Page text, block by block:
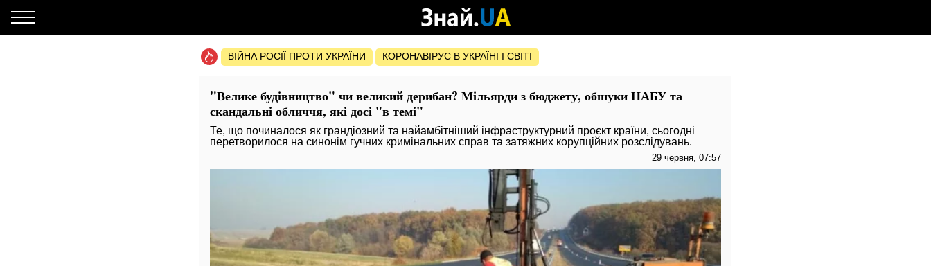
ВІЙНА РОСІЇ ПРОТИ УКРАЇНИ КОРОНАВІРУС В УКРАЇНІ І СВІТІ
"Велике будівництво" чи великий дерибан? Мільярди з бюджету, обшуки НАБУ та
скандальні обличчя, які досі "в темі"
Те, що починалося як грандіозний та найамбітніший інфраструктурний проєкт країни, сьогодні
перетворилося на синонім гучних кримінальних справ та затяжних корупційних розслідувань.
29 червня, 07:57